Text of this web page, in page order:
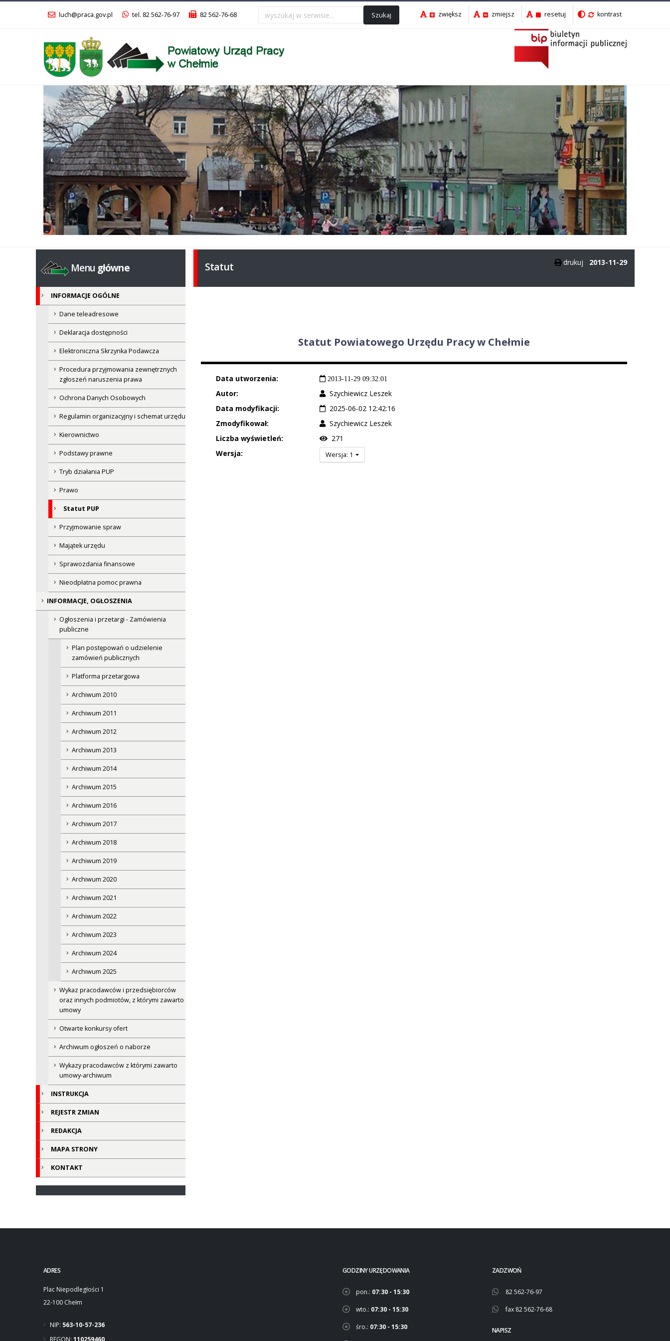
luch@praca.gov.pl tel. 82 562-76-97 82 562-76-68 Szukaj zwiększ zmiejsz resetuj kontrast
Poprzedni Następny
Menu główne
INFORMACJE OGÓLNE
Dane teleadresowe
Deklaracja dostępności
Elektroniczna Skrzynka Podawcza
Procedura przyjmowania zewnętrznych
zgłoszeń naruszenia prawa
Ochrona Danych Osobowych
Regulamin organizacyjny i schemat urzędu
Kierownictwo
Podstawy prawne
Tryb działania PUP
Prawo
Statut PUP
Przyjmowanie spraw
Majątek urzędu
Sprawozdania finansowe
Nieodpłatna pomoc prawna
INFORMACJE, OGŁOSZENIA
Ogłoszenia i przetargi - Zamówienia
publiczne
Plan postępowań o udzielenie
zamówień publicznych
Platforma przetargowa
Archiwum 2010
Archiwum 2011
Archiwum 2012
Archiwum 2013
Archiwum 2014
Archiwum 2015
Archiwum 2016
Archiwum 2017
Archiwum 2018
Archiwum 2019
Archiwum 2020
Archiwum 2021
Archiwum 2022
Archiwum 2023
Archiwum 2024
Archiwum 2025
Wykaz pracodawców i przedsiębiorców
oraz innych podmiotów, z którymi zawarto
umowy
Otwarte konkursy ofert
Archiwum ogłoszeń o naborze
Wykazy pracodawców z którymi zawarto
umowy-archiwum
INSTRUKCJA
REJESTR ZMIAN
REDAKCJA
MAPA STRONY
KONTAKT
drukuj 2013-11-29
Statut
Statut Powiatowego Urzędu Pracy w Chełmie
Data utworzenia: 2013-11-29 09:32:01
Autor:
Szychiewicz Leszek
Data modyfikacji:
2025-06-02 12:42:16
Zmodyfikował:
Szychiewicz Leszek
Liczba wyświetleń:
271
Wersja:
Wersja: 1
ADRES
Plac Niepodległości 1
22-100 Chełm
NIP: 563-10-57-236
REGON: 110259460
GODZINY URZĘDOWANIA
pon.: 07:30 - 15:30
wto.: 07:30 - 15:30
śro.: 07:30 - 15:30
ZADZWOŃ
82 562-76-97
fax 82 562-76-68
NAPISZ